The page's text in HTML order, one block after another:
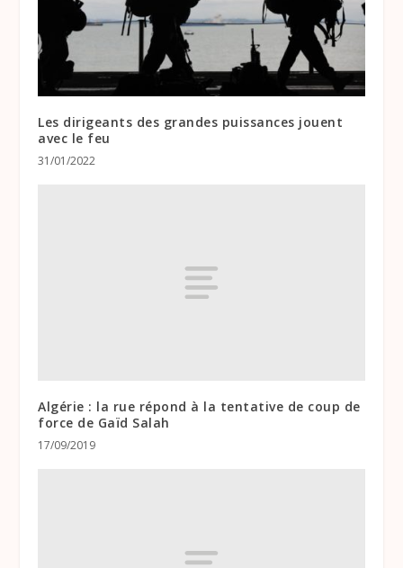
Les dirigeants des grandes puissances jouent
avec le feu
31/01/2022
Algérie : la rue répond à la tentative de coup de
force de Gaïd Salah
17/09/2019